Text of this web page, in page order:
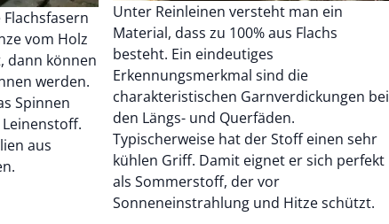
vom Holz
dann können
werden.
Spinnen
aus
Unter Reinleinen versteht man ein
Material, dass zu 100% aus Flachs
besteht. Ein eindeutiges
Erkennungsmerkmal sind die
charakteristischen Garnverdickungen bei
den Längs- und Querfäden.
Typischerweise hat der Stoff einen sehr
kühlen Griff. Damit eignet er sich perfekt
als Sommerstoff, der vor
Sonneneinstrahlung und Hitze schützt.